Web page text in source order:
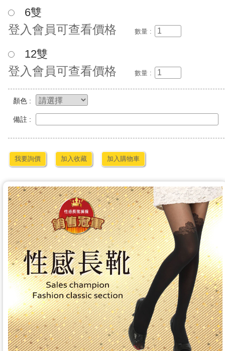
6雙
登入會員可查看價格 數量 :
12雙
登入會員可查看價格 數量 :
顏色 :
備註 :
我要詢價 加入收藏 加入購物車